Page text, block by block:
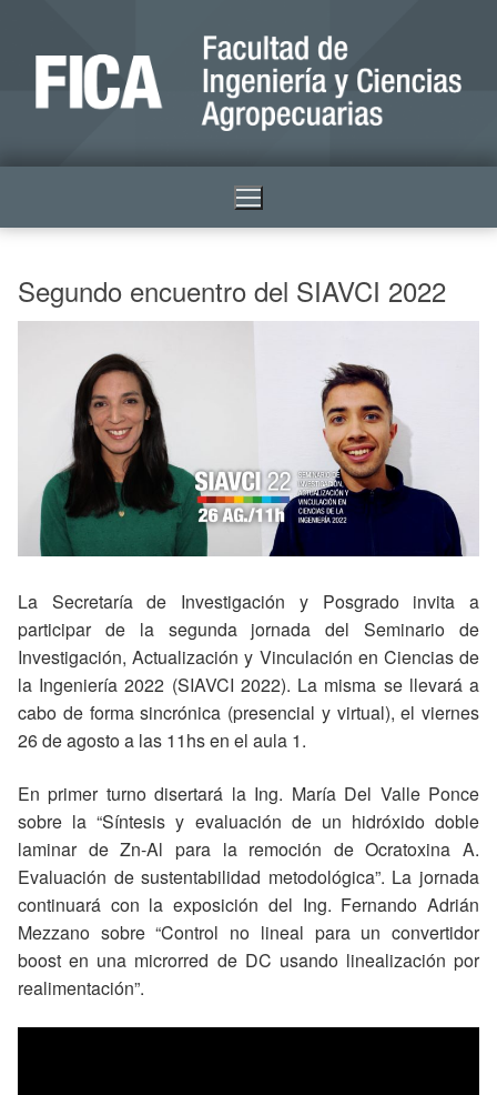
Segundo encuentro del SIAVCI 2022
La Secretaría de Investigación y Posgrado invita a
participar de la segunda jornada del Seminario de
Investigación, Actualización y Vinculación en Ciencias de
la Ingeniería 2022 (SIAVCI 2022). La misma se llevará a
cabo de forma sincrónica (presencial y virtual), el viernes
26 de agosto a las 11hs en el aula 1.
En primer turno disertará la Ing. María Del Valle Ponce
sobre la “Síntesis y evaluación de un hidróxido doble
laminar de Zn-Al para la remoción de Ocratoxina A.
Evaluación de sustentabilidad metodológica”. La jornada
continuará con la exposición del Ing. Fernando Adrián
Mezzano sobre “Control no lineal para un convertidor
boost en una microrred de DC usando linealización por
realimentación”.